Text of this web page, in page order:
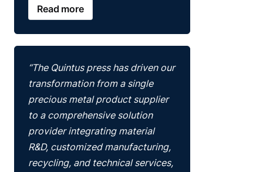
Read more
“The Quintus press has driven our
transformation from a single
precious metal product supplier
to a comprehensive solution
provider integrating material
R&D, customized manufacturing,
recycling, and technical services,